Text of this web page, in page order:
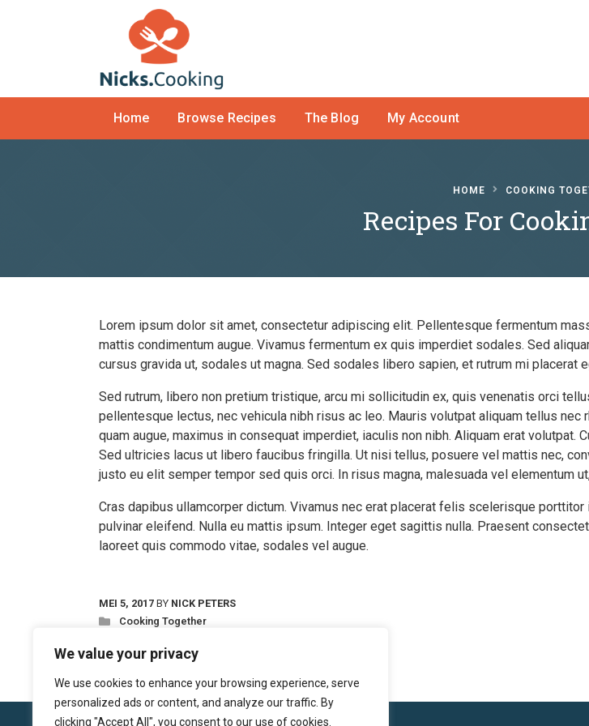
We value your privacy
We use cookies to enhance your browsing experience, serve
personalized ads or content, and analyze our traffic. By
clicking "Accept All", you consent to our use of cookies.
Home Browse Recipes The Blog My Account
HOME COOKING
Recipes For
Lorem ipsum dolor sit amet, consectetur adipiscing elit. Pellentesque fermentum
mattis condimentum augue. Vivamus fermentum ex quis imperdiet sodales. Sed
cursus gravida ut, sodales ut magna. Sed sodales libero sapien, et rutrum mi
Sed rutrum, libero non pretium tristique, arcu mi sollicitudin ex, quis venenatis orci
pellentesque lectus, nec vehicula nibh risus ac leo. Mauris volutpat aliquam tellus nec
quam augue, maximus in consequat imperdiet, iaculis non nibh. Aliquam erat
Sed ultricies lacus ut libero faucibus fringilla. Ut nisi tellus, posuere vel mattis nec,
justo eu elit semper tempor sed quis orci. In risus magna, malesuada vel elementum
Cras dapibus ullamcorper dictum. Vivamus nec erat placerat felis scelerisque
pulvinar eleifend. Nulla eu mattis ipsum. Integer eget sagittis nulla. Praesent
laoreet quis commodo vitae, sodales vel augue.
MEI 5, 2017 BY NICK PETERS
Cooking Together